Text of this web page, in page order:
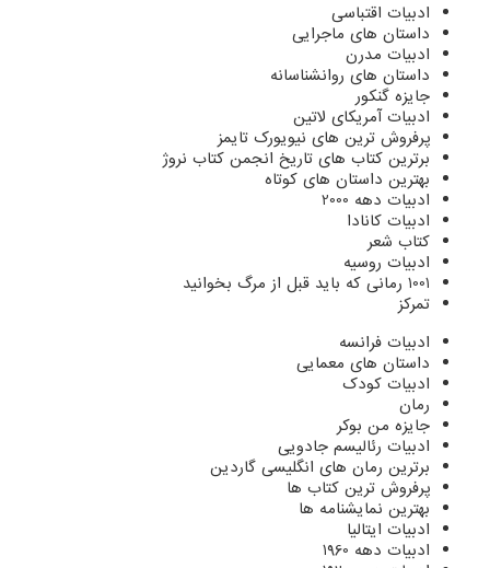
ادبیات اقتباسی
داستان های ماجرایی
ادبیات مدرن
داستان های روانشناسانه
جایزه گنکور
ادبیات آمریکای لاتین
پرفروش ترین های نیویورک تایمز
برترین کتاب های تاریخ انجمن کتاب نروژ
بهترین داستان های کوتاه
ادبیات دهه 2000
ادبیات کانادا
کتاب شعر
ادبیات روسیه
1001 رمانی که باید قبل از مرگ بخوانید
تمرکز
ادبیات فرانسه
داستان های معمایی
ادبیات کودک
رمان
جایزه من بوکر
ادبیات رئالیسم جادویی
برترین رمان های انگلیسی گاردین
پرفروش ترین کتاب ها
بهترین نمایشنامه ها
ادبیات ایتالیا
ادبیات دهه 1960